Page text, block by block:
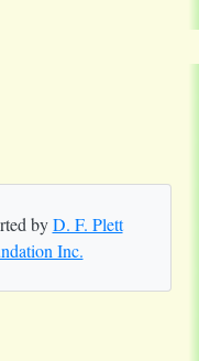
byD. F. Plett
Inc.